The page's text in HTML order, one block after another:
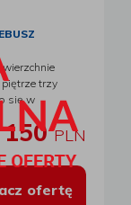
piętrze trzy
się w
nowoczesny
w
122,0
m2, aneks
pomieszczenie
150PLN
ofertę